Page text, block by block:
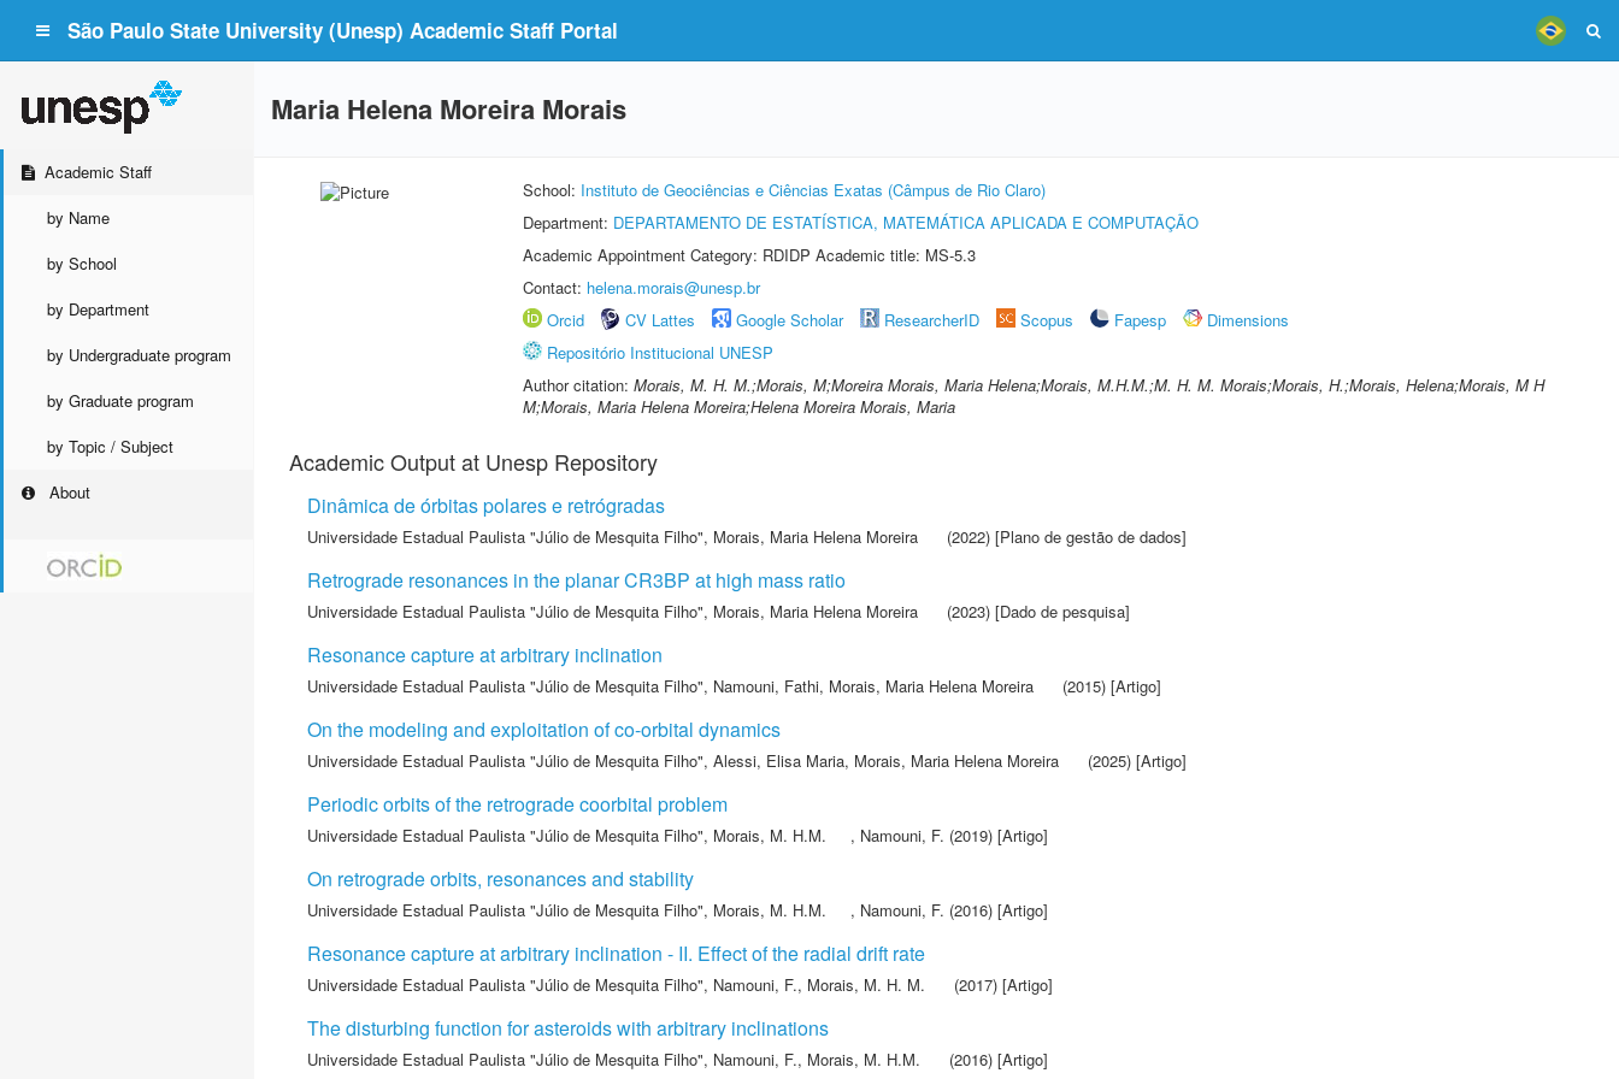
São Paulo State University (Unesp) Academic Staff Portal
Academic Staff
by Name
by School
by Department
by Undergraduate program
by Graduate program
by Topic / Subject
About
Maria Helena Moreira Morais
School: Instituto de Geociências e Ciências Exatas (Câmpus de Rio Claro)
Department: DEPARTAMENTO DE ESTATÍSTICA, MATEMÁTICA APLICADA E COMPUTAÇÃO
Academic Appointment Category: RDIDP Academic title: MS-5.3
Contact: helena.morais@unesp.br
Orcid
CV Lattes Google Scholar ResearcherID Scopus Fapesp
Dimensions
Repositório Institucional UNESP
Author citation: Morais, M. H. M.;Morais, M;Moreira Morais, Maria Helena;Morais, M.H.M.;M. H. M. Morais;Morais, H.;Morais, Helena;Morais, M H
M;Morais, Maria Helena Moreira;Helena Moreira Morais, Maria
Academic Output at Unesp Repository
Dinâmica de órbitas polares e retrógradas
Universidade Estadual Paulista "Júlio de Mesquita Filho", Morais, Maria Helena Moreira (2022) [Plano de gestão de dados]
Retrograde resonances in the planar CR3BP at high mass ratio
Universidade Estadual Paulista "Júlio de Mesquita Filho", Morais, Maria Helena Moreira (2023) [Dado de pesquisa]
Resonance capture at arbitrary inclination
Universidade Estadual Paulista "Júlio de Mesquita Filho", Namouni, Fathi, Morais, Maria Helena Moreira (2015) [Artigo]
On the modeling and exploitation of co-orbital dynamics
Universidade Estadual Paulista "Júlio de Mesquita Filho", Alessi, Elisa Maria, Morais, Maria Helena Moreira (2025) [Artigo]
Periodic orbits of the retrograde coorbital problem
Universidade Estadual Paulista "Júlio de Mesquita Filho", Morais, M. H.M. , Namouni, F. (2019) [Artigo]
On retrograde orbits, resonances and stability
Universidade Estadual Paulista "Júlio de Mesquita Filho", Morais, M. H.M. , Namouni, F. (2016) [Artigo]
Resonance capture at arbitrary inclination - II. Effect of the radial drift rate
Universidade Estadual Paulista "Júlio de Mesquita Filho", Namouni, F., Morais, M. H. M. (2017) [Artigo]
The disturbing function for asteroids with arbitrary inclinations
Universidade Estadual Paulista "Júlio de Mesquita Filho", Namouni, F., Morais, M. H.M. (2016) [Artigo]